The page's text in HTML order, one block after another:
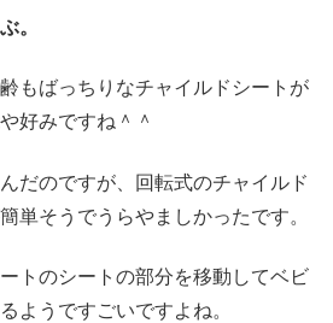
。
もばっちりなチャイルドシートが
好みですね＾＾
だのですが、回転式のチャイルド
単そうでうらやましかったです。
トのシートの部分を移動してベビ
ようですごいですよね。